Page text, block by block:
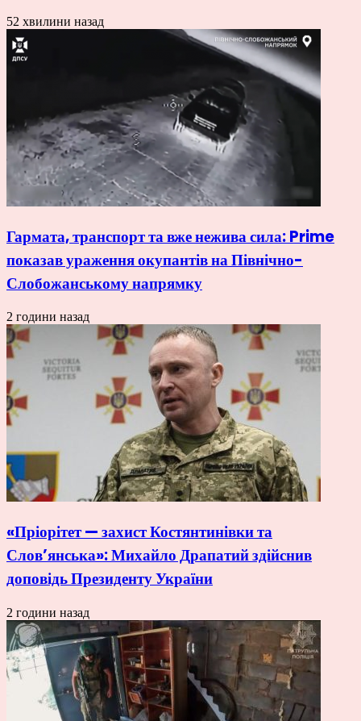
52 хвилини назад
Гармата, транспорт та вже нежива сила: Prime
показав ураження окупантів на Північно-
Слобожанському напрямку
2 години назад
«Пріорітет — захист Костянтинівки та
Слов’янська»: Михайло Драпатий здійснив
доповідь Президенту України
2 години назад